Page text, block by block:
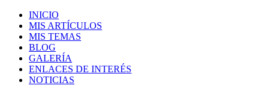
INICIO
MIS ARTÍCULOS
MIS TEMAS
BLOG
GALERÍA
ENLACES DE INTERÉS
NOTICIAS